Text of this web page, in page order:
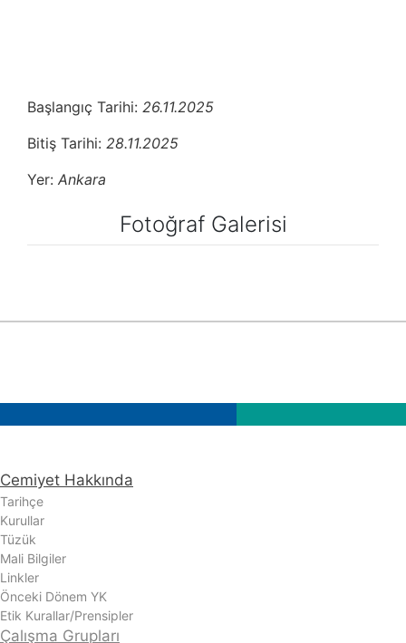
Başlangıç Tarihi: 26.11.2025
Bitiş Tarihi: 28.11.2025
Yer: Ankara
Fotoğraf Galerisi
Cemiyet Hakkında
Tarihçe
Kurullar
Tüzük
Mali Bilgiler
Linkler
Önceki Dönem YK
Etik Kurallar/Prensipler
Çalışma Grupları